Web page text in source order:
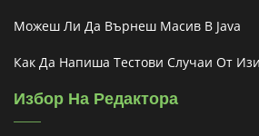
Можеш Ли Да Върнеш Масив В Java
Как Да Напиша Тестови Случаи От
Избор На Редактора